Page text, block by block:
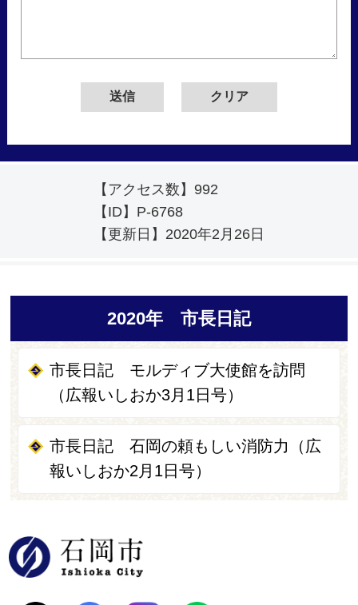
【アクセス数】 992
【ID】 P-6768
【更新日】 2020年2月26日
2020年 市長日記
市長日記 モルディブ大使館を訪問
（広報いしおか3月1日号）
市長日記 石岡の頼もしい消防力（広
報いしおか2月1日号）